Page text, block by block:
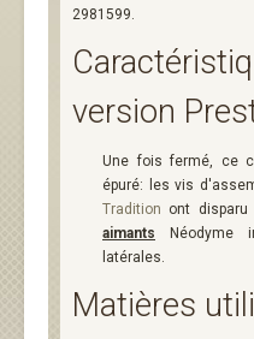
2981599.
version
Une fois fermé, ce
épuré: les vis
Tradition ont
aimants Néodyme
latérales.
Matières